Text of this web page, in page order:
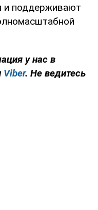
и поддерживают
у нас в
Viber. Не ведитесь